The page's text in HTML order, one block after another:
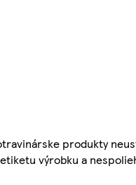
produkty
výrobku a